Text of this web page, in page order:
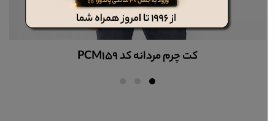
کت چرم مردانه کد PCM159